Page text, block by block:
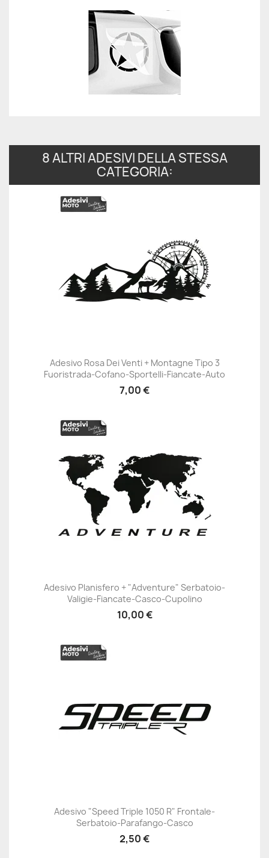
8 ALTRI ADESIVI DELLA STESSA
CATEGORIA:
Adesivo Rosa Dei Venti + Montagne Tipo 3
Fuoristrada-Cofano-Sportelli-Fiancate-Auto
7,00 €
Adesivo Planisfero + "Adventure" Serbatoio-
Valigie-Fiancate-Casco-Cupolino
10,00 €
Adesivo "Speed Triple 1050 R" Frontale-
Serbatoio-Parafango-Casco
2,50 €